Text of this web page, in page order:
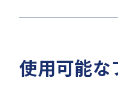
使用可能な